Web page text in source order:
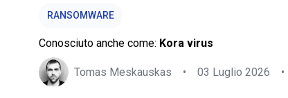
RANSOMWARE
Conosciuto anche come: Kora virus
Tomas Meskauskas • 03 Luglio 2026 •